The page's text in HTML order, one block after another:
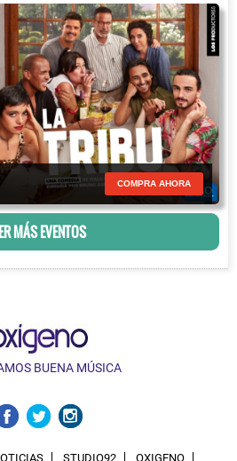
COMPRA AHORA
MÁS EVENTOS
BUENA MÚSICA
STUDIO92 OXIGENO